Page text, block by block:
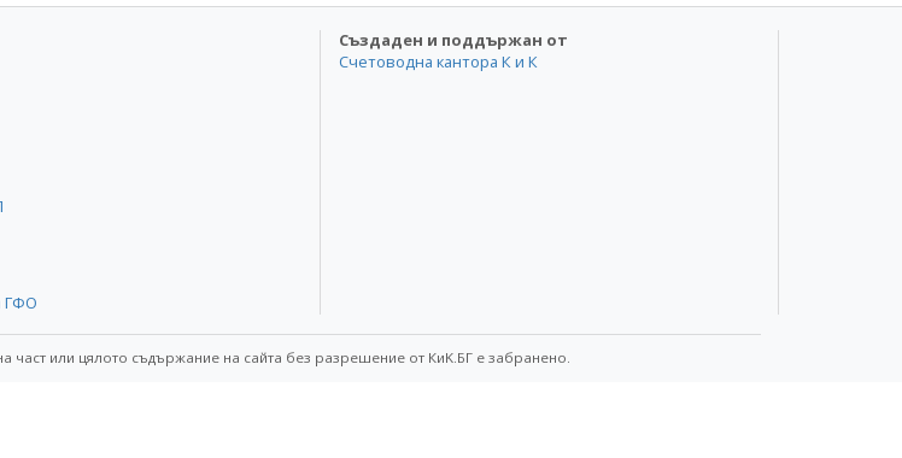
ГФО
Създаден и поддържан от
Счетоводна кантора К и К
част или цялото съдържание на сайта без разрешение от КиK.БГ е забранено.